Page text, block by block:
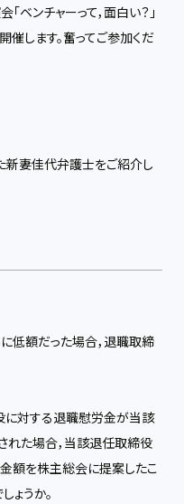
ベンチャーって，面白い？」
催します。奮ってご参加くだ
妻佳代弁護士をご紹介し
額だった場合，退職取締
に対する退職慰労金が当該
れた場合，当該退任取締役
額を株主総会に提案したこ
ょうか。